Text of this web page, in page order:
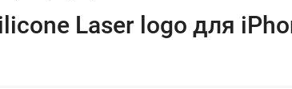
Laser logo для